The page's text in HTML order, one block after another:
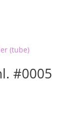
#0005